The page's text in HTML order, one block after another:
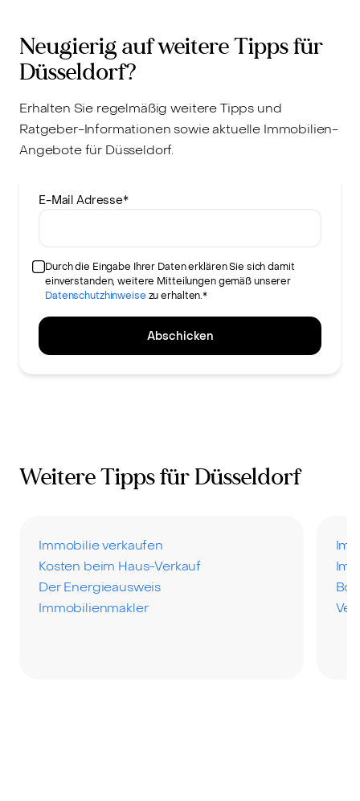
Neugierig auf weitere Tipps für
Düsseldorf?
Erhalten Sie regelmäßig weitere Tipps und
Ratgeber-Informationen sowie aktuelle Immobilien-
Angebote für Düsseldorf.
E-Mail Adresse*
Durch die Eingabe Ihrer Daten erklären Sie sich damit
einverstanden, weitere Mitteilungen gemäß unserer
Datenschutzhinweise zu erhalten.*
Abschicken
Weitere Tipps für Düsseldorf
Immobilie verkaufen
Kosten beim Haus-Verkauf
Der Energieausweis
Immobilienmakler